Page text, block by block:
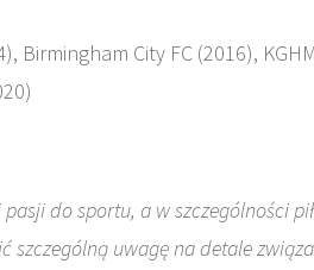
Birmingham City FC (2016),
do sportu, a w szczególności
szczególną uwagę na detale